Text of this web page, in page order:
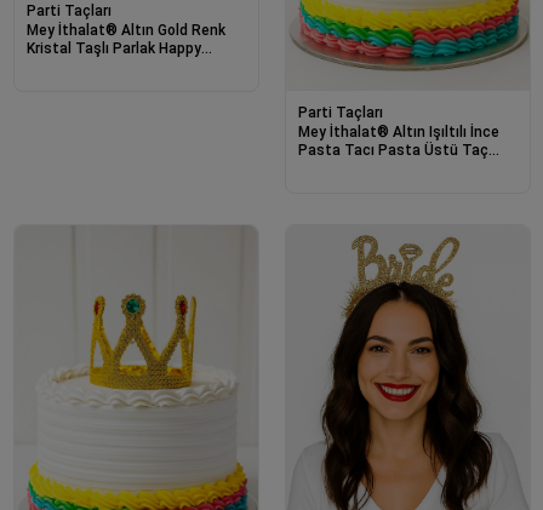
Parti Taçları
Mey İthalat® Altın Gold Renk
Kristal Taşlı Parlak Happy
Parti Taçları
Mey İthalat® Altın Işıltılı İnce
Pasta Tacı Pasta Üstü Taç